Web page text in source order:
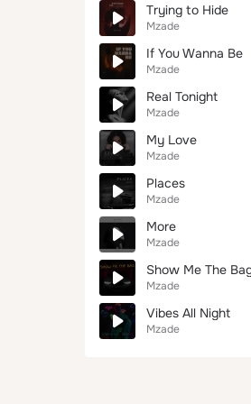
Trying to Hide
Mzade
If You Wanna Be
Mzade
Real Tonight
Mzade
My Love
Mzade
Places
Mzade
More
Mzade
Show Me The
Mzade
Vibes All Night
Mzade